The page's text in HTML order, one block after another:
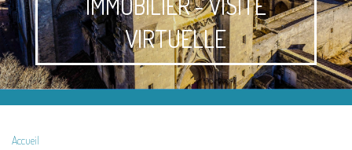
VIRTUELLE
Accueil